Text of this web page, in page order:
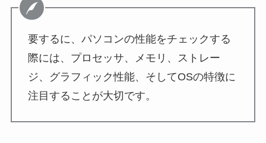
要するに、パソコンの性能をチェックする
際には、プロセッサ、メモリ、ストレー
ジ、グラフィック性能、そしてOSの特徴に
注目することが大切です。